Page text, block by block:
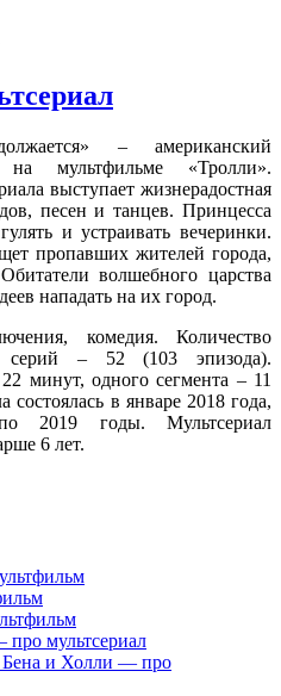
– американский
на мультфильме «Тролли».
выступает жизнерадостная
песен и танцев. Принцесса
и устраивать вечеринки.
пропавших жителей города,
волшебного царства
нападать на их город.
комедия. Количество
серий – 52 (103 эпизода).
минут, одного сегмента – 11
состоялась в январе 2018 года,
2019 годы. Мультсериал
6 лет.
мультсериал
Бена и Холли — про